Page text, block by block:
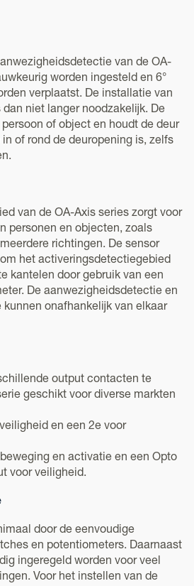
van de OA-
worden ingesteld en 6°
verplaatst. De installatie van
niet langer noodzakelijk. De
of object en houdt de deur
of rond de deuropening is, zelfs
van de OA-Axis series zorgt voor
personen en objecten, zoals
richtingen. De sensor
het activeringsdetectiegebied
kantelen door gebruik van een
De aanwezigheidsdetectie en
onafhankelijk van elkaar
output contacten te
geschikt voor diverse markten
en een 2e voor
en activatie en een Opto
voor veiligheid.
door de eenvoudige
en potentiometers. Daarnaast
ingeregeld worden voor veel
Voor het instellen van de